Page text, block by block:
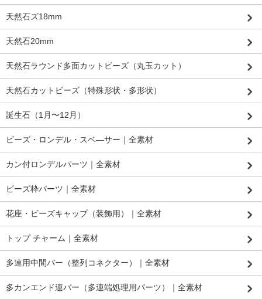
天然石ズ18mm
天然石20mm
天然石ラウンド多面カットビーズ（丸玉カット）
天然石カットビーズ（特殊形状・多形状）
誕生石（1月〜12月）
ビーズ・ロンデル・スベ―サー｜全素材
カン付ロンデルパーツ｜全素材
ビーズ枠パーツ｜全素材
花座・ビーズキャップ（装飾用）｜全素材
トップ チャーム｜全素材
多連用中間バー（整列コネクター）｜全素材
多カンエンド連バー（多連端処理用パーツ）｜全素材